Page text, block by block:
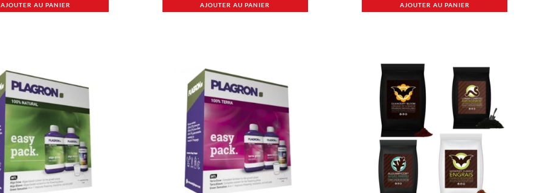
AJOUTER AU PANIER AJOUTER AU PANIER AJOUTER AU PANIER